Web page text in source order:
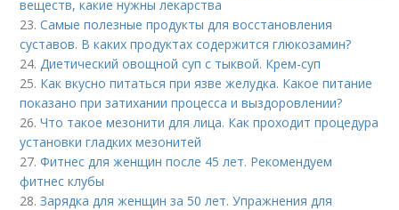
веществ, какие нужны лекарства
23.Самые полезные продукты для восстановления
суставов. В каких продуктах содержится глюкозамин?
24.Диетический овощной суп с тыквой. Крем-суп
25. Как вкусно питаться при язве желудка. Какое питание
показано при затихании процесса и выздоровлении?
26.Что такое мезонити для лица. Как проходит процедура
установки гладких мезонитей
27.Фитнес для женщин после 45 лет. Рекомендуем
фитнес клубы
28.Зарядка для женщин за 50 лет. Упражнения для